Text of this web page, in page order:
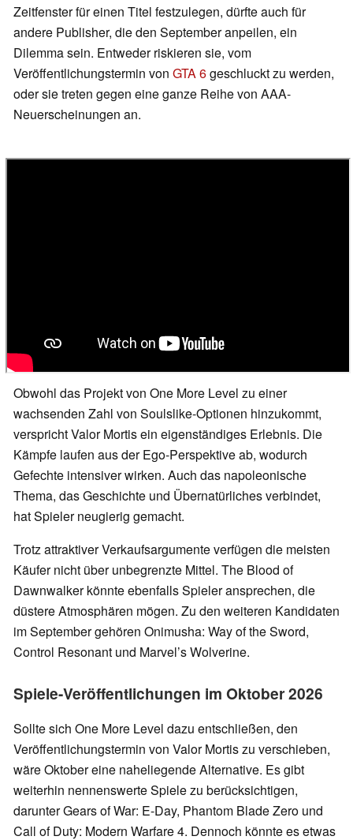
Zeitfenster für einen Titel festzulegen, dürfte auch für
andere Publisher, die den September anpeilen, ein
Dilemma sein. Entweder riskieren sie, vom
Veröffentlichungstermin von GTA 6geschluckt zu werden,
oder sie treten gegen eine ganze Reihe von AAA-
Neuerscheinungen an.
Obwohl das Projekt von One More Level zu einer
wachsenden Zahl von Soulslike-Optionen hinzukommt,
verspricht Valor Mortis ein eigenständiges Erlebnis. Die
Kämpfe laufen aus der Ego-Perspektive ab, wodurch
Gefechte intensiver wirken. Auch das napoleonische
Thema, das Geschichte und Übernatürliches verbindet,
hat Spieler neugierig gemacht.
Trotz attraktiver Verkaufsargumente verfügen die meisten
Käufer nicht über unbegrenzte Mittel. The Blood of
Dawnwalker könnte ebenfalls Spieler ansprechen, die
düstere Atmosphären mögen. Zu den weiteren Kandidaten
im September gehören Onimusha: Way of the Sword,
Control Resonant und Marvel’s Wolverine.
Spiele-Veröffentlichungen im Oktober 2026
Sollte sich One More Level dazu entschließen, den
Veröffentlichungstermin von Valor Mortis zu verschieben,
wäre Oktober eine naheliegende Alternative. Es gibt
weiterhin nennenswerte Spiele zu berücksichtigen,
darunter Gears of War: E-Day, Phantom Blade Zero und
Call of Duty: Modern Warfare 4. Dennoch könnte es etwas